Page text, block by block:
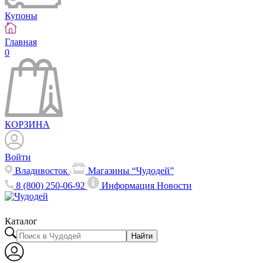
Купоны
Главная
0
КОРЗИНА
Войти
Владивосток
Магазины “Чудодей”
8 (800) 250-06-92
ИнформацияНовости
Каталог
Найти